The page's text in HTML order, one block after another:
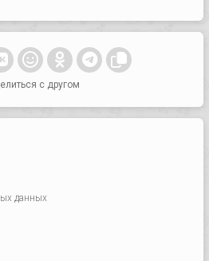
с другом
данных